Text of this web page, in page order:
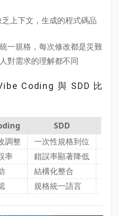
乏上下文，生成的程式碼品
統一規格，每次修改都是災難
對需求的理解都不同
Coding 與 SDD 比
SDD
調整 一次性規格到位
率 錯誤率顯著降低
結構化整合
規格統一語言